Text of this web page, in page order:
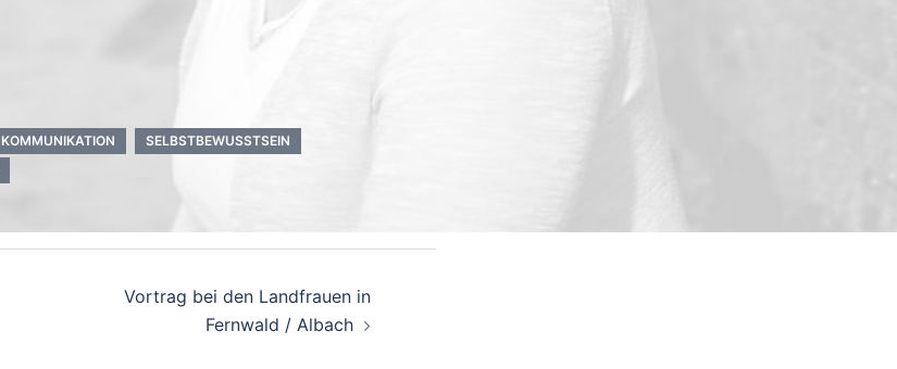
KOMMUNIKATION
SELBSTBEWUSSTSEIN
Vortrag bei den Landfrauen in
Fernwald / Albach